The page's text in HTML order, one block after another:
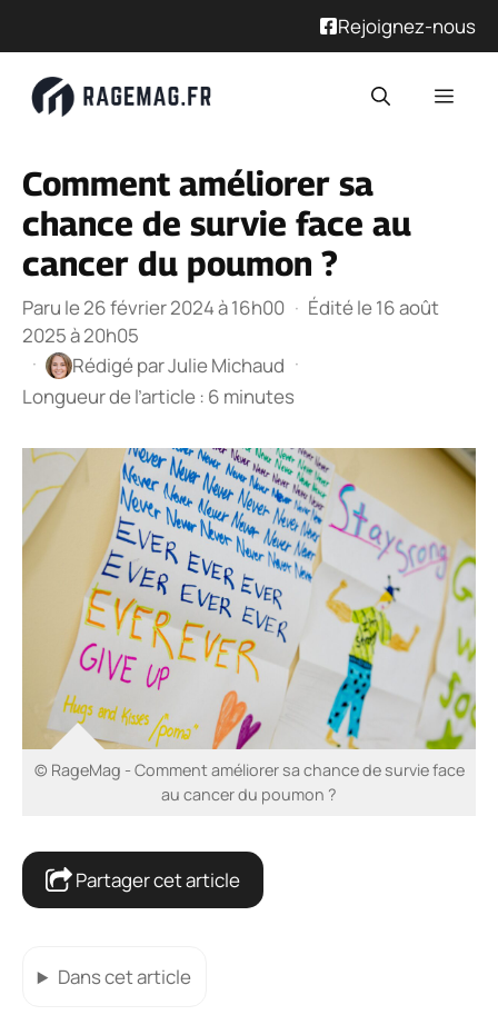
Rejoignez-nous
Comment améliorer sa
chance de survie face au
cancer du poumon ?
Paru le 26 février 2024 à 16h00 · Édité le 16 août
2025 à 20h05
·
Rédigé parJulie Michaud ·
Longueur de l’article : 6 minutes
© RageMag - Comment améliorer sa chance de survie face
au cancer du poumon ?
Partager cet article
Dans cet article